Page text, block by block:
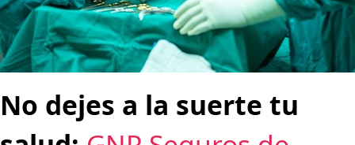
No dejes a la suerte tu